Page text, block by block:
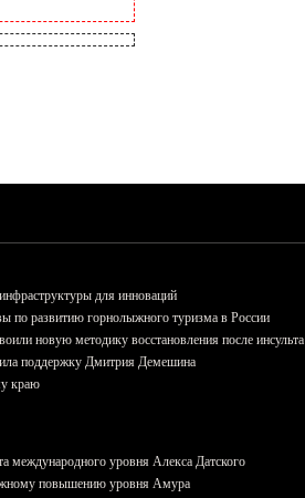
для инноваций
по развитию горнолыжного туризма в России
новую методику восстановления после инсульта
поддержку Дмитрия Демешина
краю
международного уровня Алекса Датского
повышению уровня Амура